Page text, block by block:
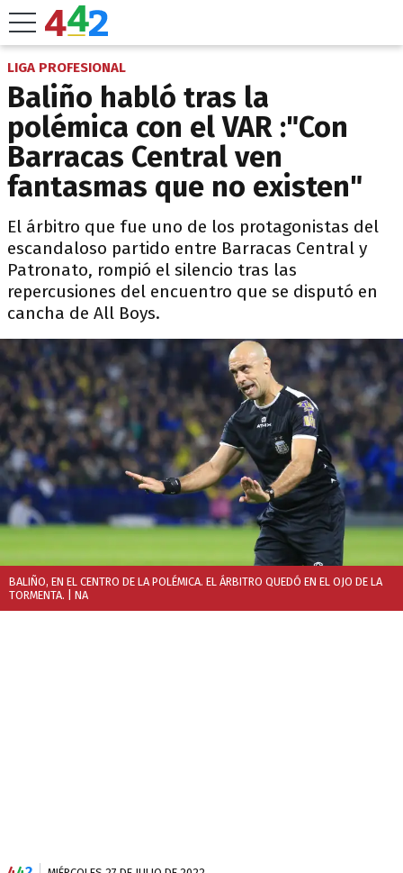
LIGA PROFESIONAL
Baliño habló tras la
polémica con el VAR :"Con
Barracas Central ven
fantasmas que no existen"
El árbitro que fue uno de los protagonistas del
escandaloso partido entre Barracas Central y
Patronato, rompió el silencio tras las
repercusiones del encuentro que se disputó en
cancha de All Boys.
BALIÑO, EN EL CENTRO DE LA POLÉMICA. EL ÁRBITRO QUEDÓ EN EL OJO DE LA
TORMENTA. | NA